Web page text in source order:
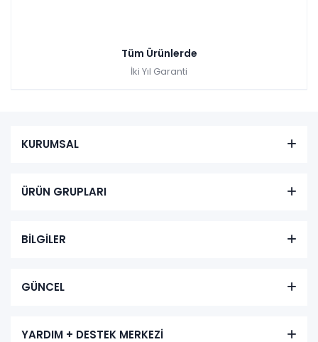
Tüm Ürünlerde
İki Yıl Garanti
KURUMSAL
ÜRÜN GRUPLARI
BİLGİLER
GÜNCEL
YARDIM + DESTEK MERKEZİ